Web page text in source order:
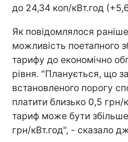
до 24,34 коп/кВт.год
Як повідомлялося
можливість поетапного
тарифу до економічно
рівня. "Планується, що
встановленого порогу
платити близько 0,5 грн/
тариф може бути
грн/кВт.год", - сказало